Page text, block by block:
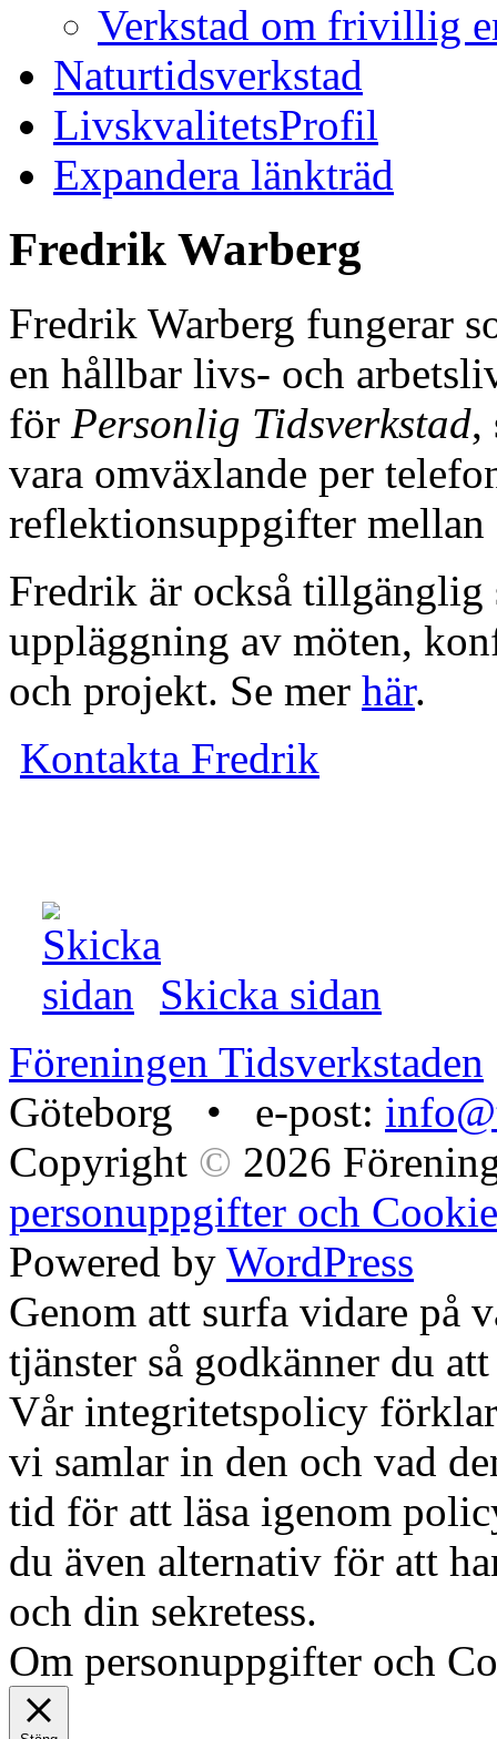
Verkstad om frivillig
Naturtidsverkstad
LivskvalitetsProfil
Expandera länkträd
Fredrik Warberg
Fredrik Warberg fungerar
en hållbar livs- och
för Personlig Tidsverkstad,
vara omväxlande per
reflektionsuppgifter mellan
Fredrik är också tillgänglig
uppläggning av möten,
och projekt. Se mer här.
Kontakta Fredrik
Skicka sidan
Föreningen Tidsverkstaden
Göteborg • e-post:
Copyright © 2026
personuppgifter och
Powered by WordPress
Genom att surfa vidare på
tjänster så godkänner du
Vår integritetspolicy
vi samlar in den och vad
tid för att läsa igenom
du även alternativ för att
och din sekretess.
Om personuppgifter och